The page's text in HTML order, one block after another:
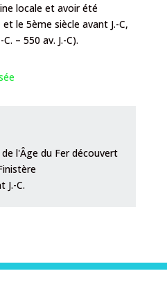
locale et avoir été
le 5ème siècle avant J.-C,
– 550 av. J.-C).
l'Âge du Fer découvert
J.-C.